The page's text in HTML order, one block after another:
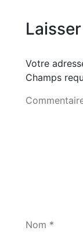
Votre
Champs
Nom *